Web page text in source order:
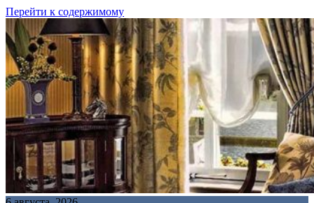
Перейти к содержимому